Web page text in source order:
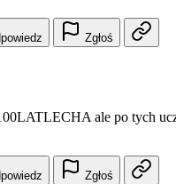
Zgłoś
ale po tych
Zgłoś